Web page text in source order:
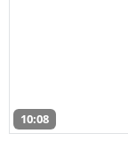
10:08